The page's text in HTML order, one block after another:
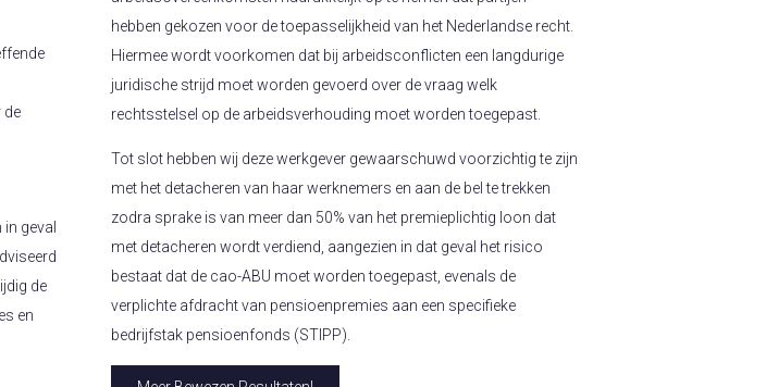
de
geval
de
en
hebben gekozen voor de toepasselijkheid van het Nederlandse recht.
Hiermee wordt voorkomen dat bij arbeidsconflicten een langdurige
juridische strijd moet worden gevoerd over de vraag welk
rechtsstelsel op de arbeidsverhouding moet worden toegepast.
Tot slot hebben wij deze werkgever gewaarschuwd voorzichtig te zijn
met het detacheren van haar werknemers en aan de bel te trekken
zodra sprake is van meer dan 50% van het premieplichtig loon dat
met detacheren wordt verdiend, aangezien in dat geval het risico
bestaat dat de cao-ABU moet worden toegepast, evenals de
verplichte afdracht van pensioenpremies aan een specifieke
bedrijfstak pensioenfonds (STIPP).